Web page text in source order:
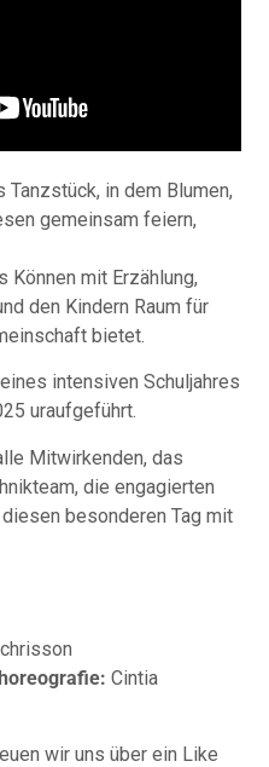
in dem Blumen,
gemeinsam feiern,
Können mit Erzählung,
den Kindern Raum für
bietet.
intensiven Schuljahres
uraufgeführt.
Mitwirkenden, das
die engagierten
besonderen Tag mit
Cintia
wir uns über ein Like